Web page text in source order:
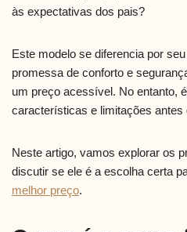
às expectativas dos pais?
Este modelo se diferencia por
promessa de conforto e
um preço acessível. No entanto,
características e limitações antes
Neste artigo, vamos explorar os
discutir se ele é a escolha certa
melhor preço.